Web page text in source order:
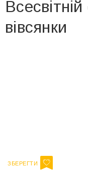
вівсянки